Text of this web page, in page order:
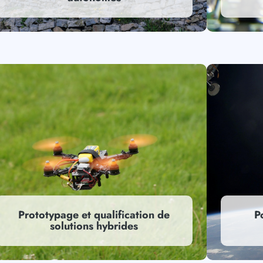
Prototypage et qualification de
solutions hybrides